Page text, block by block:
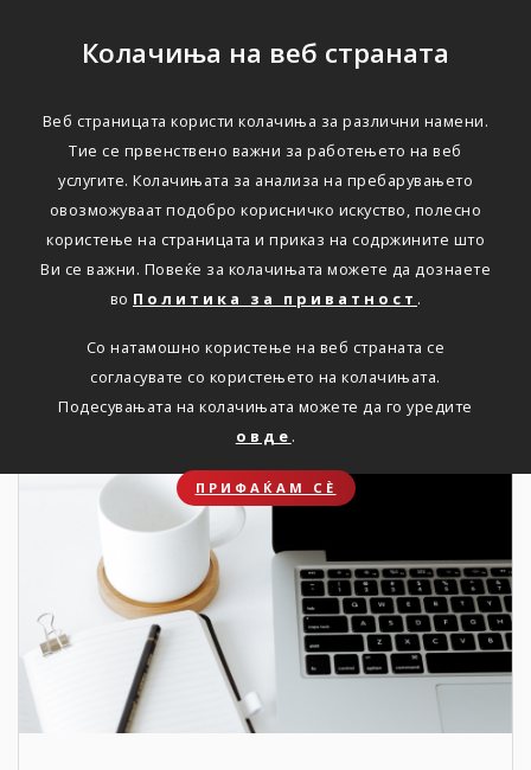
Колачиња на веб страната
Веб страницата користи колачиња за различни намени.
Тие се првенствено важни за работењето на веб
услугите. Колачињата за анализа на пребарувањето
овозможуваат подобро корисничко искуство, полесно
користење на страницата и приказ на содржините што
Ви се важни. Повеќе за колачињата можете да дознаете
во Политика за приватност .
Со натамошно користење на веб страната се
согласувате со користењето на колачињата.
Подесувањата на колачињата можете да го уредите
овде .
ПРИФАЌАМ СЀ
НОВОСТИ
Актуелно
Новости
16. 02. 2026